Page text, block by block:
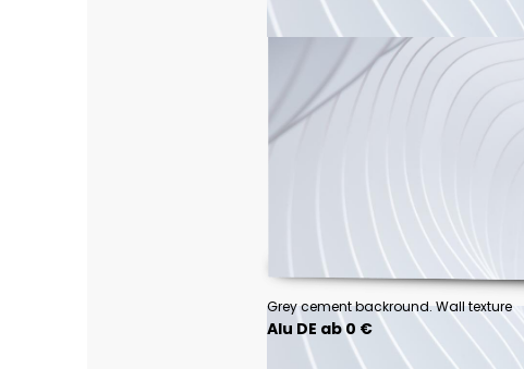
Grey cement backround. Wall texture
Alu DE ab 0 €